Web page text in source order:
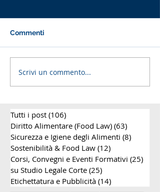
Riforma dei reati
alimentari nella L. 75
Commenti
Scrivi un commento...
Tutti i post (106)
Diritto Alimentare (Food Law) (63)
Sicurezza e Igiene degli Alimenti (8)
Sostenibilità & Food Law (12)
Corsi, Convegni e Eventi Formativi (25)
su Studio Legale Corte (25)
Etichettatura e Pubblicità (14)